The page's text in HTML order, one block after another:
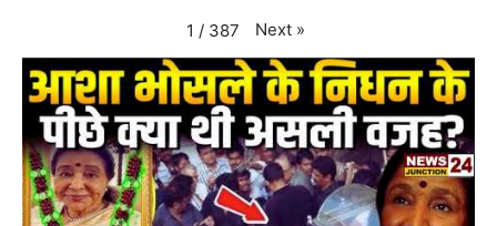
1 / 387 Next »